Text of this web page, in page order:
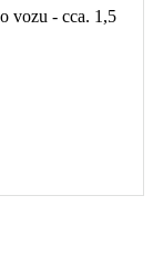
vozu - cca. 1,5